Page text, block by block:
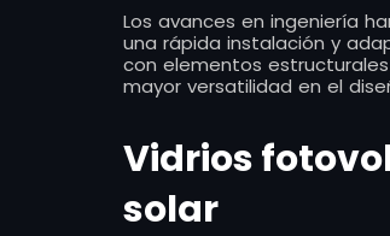
Los avances en ingeniería
una rápida instalación y
con elementos
mayor versatilidad en el
Vidrios
solar